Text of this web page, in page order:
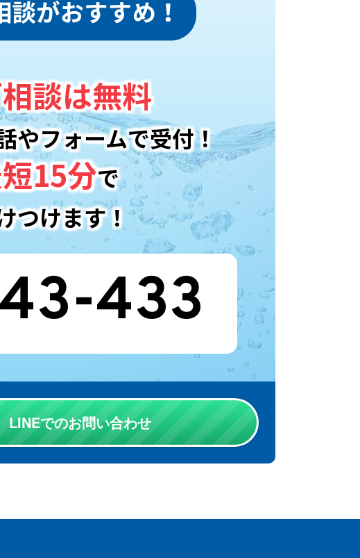
談は無料
やフォームで受付！
15分で
つけます！
433
LINEでのお問い合わせ